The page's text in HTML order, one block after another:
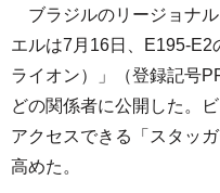
ブラジルのリージョナ
エルは7月16日、E195-E2
ライオン）」（登録記号
どの関係者に公開した。
アクセスできる「スタッ
高めた。